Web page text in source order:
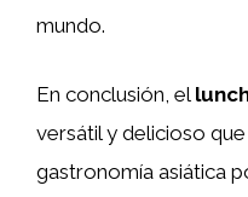
mundo.
En conclusión, el
versátil y delicioso
gastronomía asiática